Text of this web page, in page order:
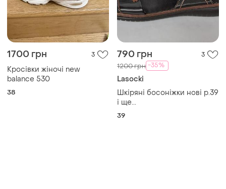
1700 грн 3
Кросівки жіночі new
balance 530
38
790 грн 3
1200 грн -35%
Lasocki
Шкіряні босоніжки нові р.39
і ще...
39